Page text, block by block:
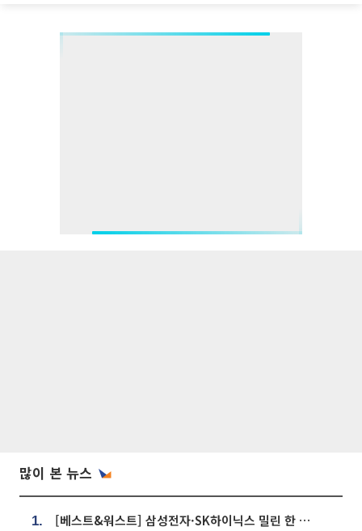
많이 본 뉴스
1. [베스트&워스트] 삼성전자·SK하이닉스 밀린 한 주…상상인증권은 85% 급등